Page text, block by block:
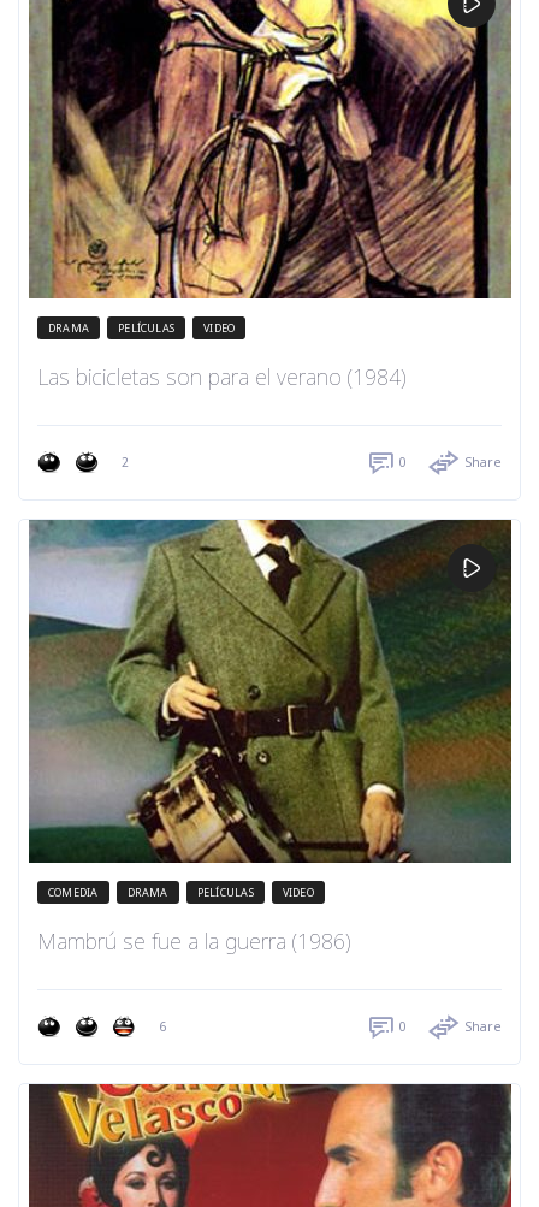
DRAMA PELÍCULAS VIDEO
Las bicicletas son para el verano (1984)
2 0 Share
COMEDIA DRAMA PELÍCULAS VIDEO
Mambrú se fue a la guerra (1986)
6 0 Share